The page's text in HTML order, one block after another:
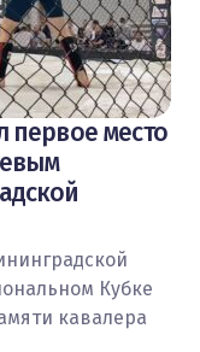
первое место
Кубке
кавалера